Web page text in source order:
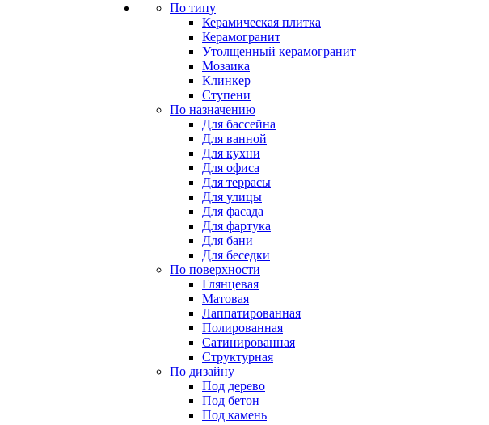
По типу
Керамическая плитка
Керамогранит
Утолщенный керамогранит
Мозаика
Клинкер
Ступени
По назначению
Для бассейна
Для ванной
Для кухни
Для офиса
Для террасы
Для улицы
Для фасада
Для фартука
Для бани
Для беседки
По поверхности
Глянцевая
Матовая
Лаппатированная
Полированная
Сатинированная
Структурная
По дизайну
Под дерево
Под бетон
Под камень